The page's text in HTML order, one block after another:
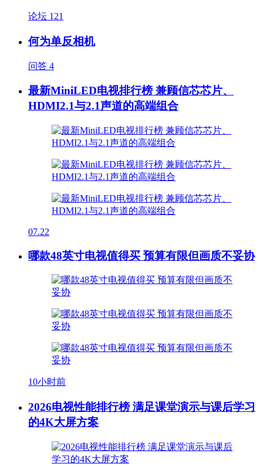
论坛 121
何为单反相机
问答 4
最新MiniLED电视排行榜 兼顾信芯芯片、
HDMI2.1与2.1声道的高端组合
07.22
哪款48英寸电视值得买 预算有限但画质不妥协
10小时前
2026电视性能排行榜 满足课堂演示与课后学习
的4K大屏方案